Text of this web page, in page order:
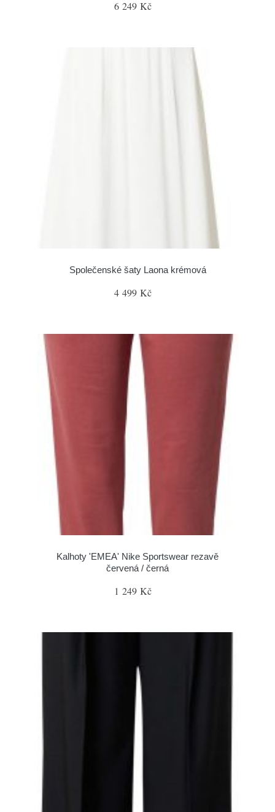
6 249 Kč
Společenské šaty Laona krémová
4 499 Kč
Kalhoty 'EMEA' Nike Sportswear rezavě
červená / černá
1 249 Kč